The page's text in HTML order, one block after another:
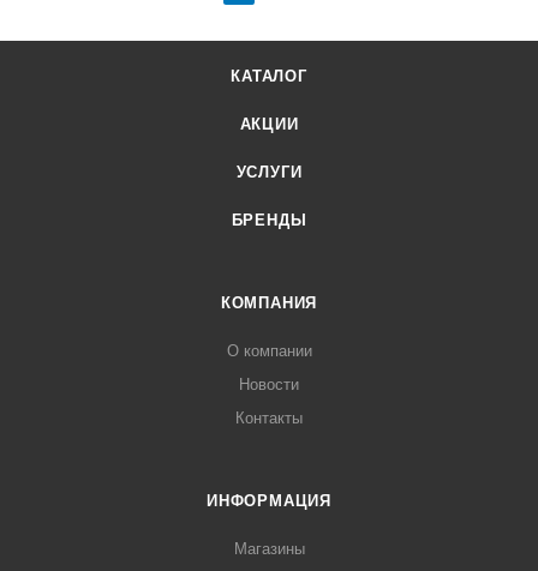
КАТАЛОГ
АКЦИИ
УСЛУГИ
БРЕНДЫ
КОМПАНИЯ
О компании
Новости
Контакты
ИНФОРМАЦИЯ
Магазины